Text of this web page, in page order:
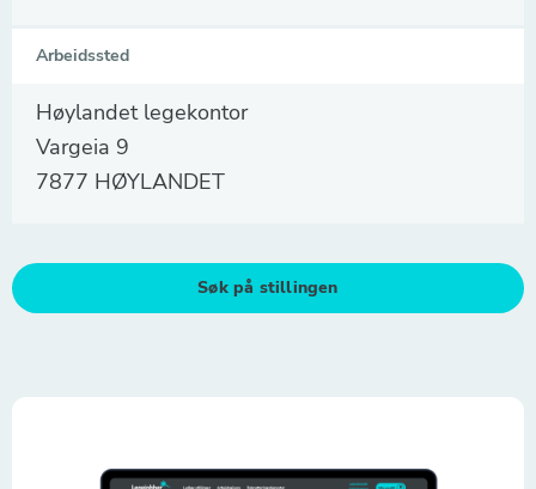
Arbeidssted
Høylandet legekontor
Vargeia 9
7877 HØYLANDET
Søk på stillingen